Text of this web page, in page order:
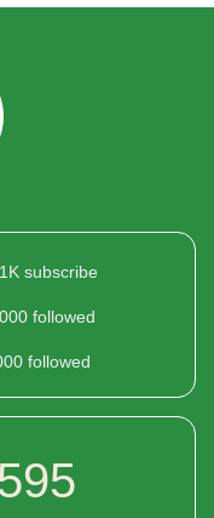
subscribe
followed
followed